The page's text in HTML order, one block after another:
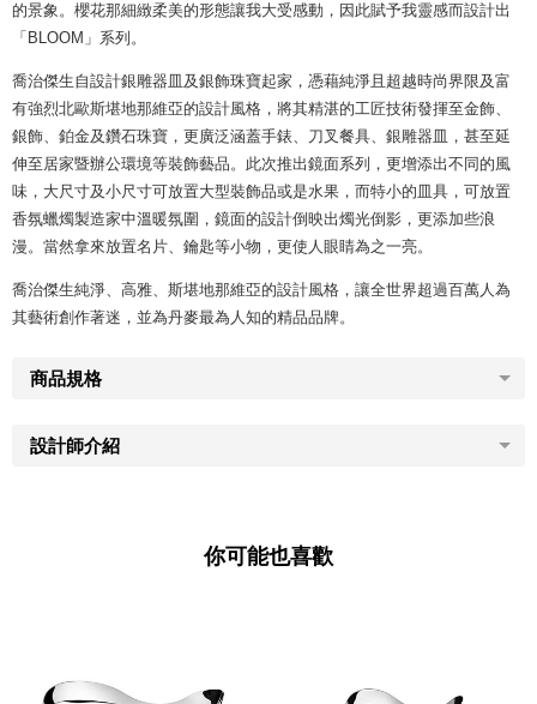
的景象。櫻花那細緻柔美的形態讓我大受感動，因此賦予我靈感而設計出
「BLOOM」系列。
喬治傑生自設計銀雕器皿及銀飾珠寶起家，憑藉純淨且超越時尚界限及富
有強烈北歐斯堪地那維亞的設計風格，將其精湛的工匠技術發揮至金飾、
銀飾、鉑金及鑽石珠寶，更廣泛涵蓋手錶、刀叉餐具、銀雕器皿，甚至延
伸至居家暨辦公環境等裝飾藝品。此次推出鏡面系列，更增添出不同的風
味，大尺寸及小尺寸可放置大型裝飾品或是水果，而特小的皿具，可放置
香氛蠟燭製造家中溫暖氛圍，鏡面的設計倒映出燭光倒影，更添加些浪
漫。當然拿來放置名片、鑰匙等小物，更使人眼睛為之一亮。
喬治傑生純淨、高雅、斯堪地那維亞的設計風格，讓全世界超過百萬人為
其藝術創作著迷，並為丹麥最為人知的精品品牌。
商品規格
設計師介紹
你可能也喜歡